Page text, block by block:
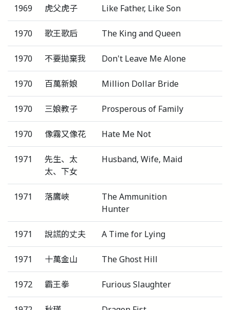
1969 虎父虎子 Like Father, Like Son
1970 歌王歌后 The King and Queen
1970 不要拋棄我 Don't Leave Me Alone
1970 百萬新娘 Million Dollar Bride
1970 三娘教子 Prosperous of Family
1970 像霧又像花 Hate Me Not
1971
先生、太
太、下女
Husband, Wife, Maid
1971 落鷹峽
The Ammunition
Hunter
1971 說謊的丈夫 A Time for Lying
1971 十萬金山 The Ghost Hill
1972 霸王拳 Furious Slaughter